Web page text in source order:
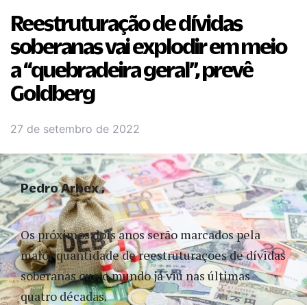
Reestruturação de dívidas
soberanas vai explodir em meio
a “quebradeira geral”, prevê
Goldberg
27 de setembro de 2022
Os próximos dois anos serão marcados pela
maior quantidade de reestruturações de dívidas
soberanas que o mundo já viu nas últimas
quatro décadas.
Pedro Arbex